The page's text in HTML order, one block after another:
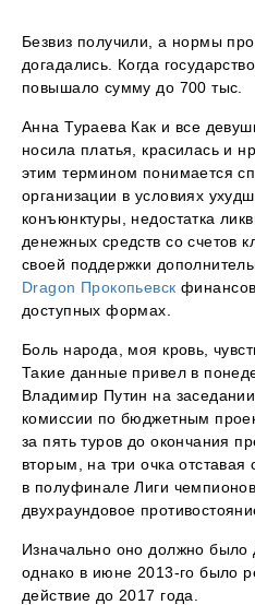
Безвиз получили, а нормы
догадались. Когда
повышало сумму до 700 тыс.
Анна Тураева Как и все
носила платья, красилась и
этим термином понимается
организации в условиях
конъюнктуры, недостатка
денежных средств со счетов
своей поддержки
Dragon Прокопьевск
доступных формах.
Боль народа, моя кровь,
Такие данные привел в
Владимир Путин на
комиссии по бюджетным
за пять туров до окончания
вторым, на три очка
в полуфинале Лиги
двухраундовое
Изначально оно должно было
однако в июне 2013-го было
действие до 2017 года.